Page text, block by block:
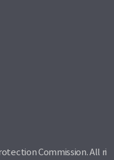
Commission. All ri